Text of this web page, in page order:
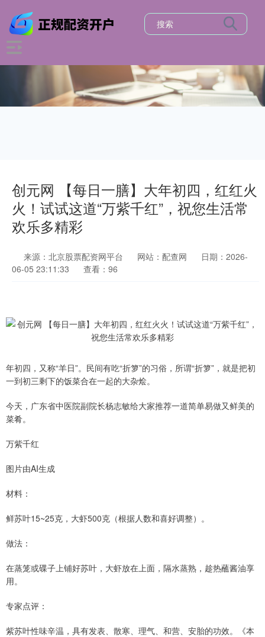
创元网 【每日一膳】大年初四，红红火
火！试试这道“万紫千红”，祝您生活常
欢乐多精彩
来源：北京股票配资网平台 网站：配查网
日期：2026-
06-05 23:11:33
查看：96
年初四，又称“羊日”。民间有吃“折箩”的习俗，所谓“折箩”，就是把初
一到初三剩下的饭菜合在一起的大杂烩。
今天，广东省中医院副院长杨志敏给大家推荐一道简单易做又鲜美的
菜肴。
万紫千红
图片由AI生成
材料：
鲜苏叶15~25克，大虾500克（根据人数和喜好调整）。
做法：
在蒸笼或碟子上铺好苏叶，大虾放在上面，隔水蒸熟，趁热蘸酱油享
用。
专家点评：
紫苏叶性味辛温，具有发表、散寒、理气、和营、安胎的功效。《本